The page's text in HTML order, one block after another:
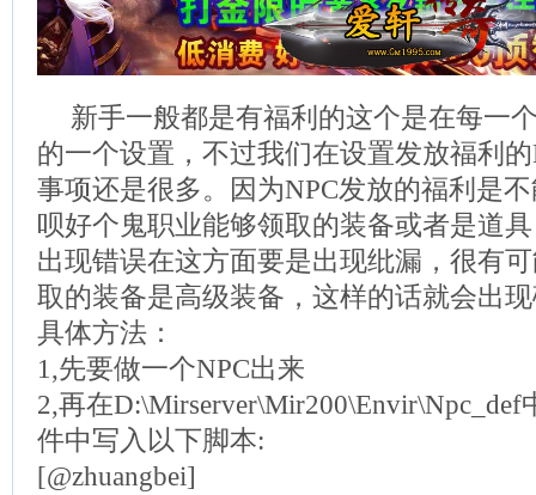
新手一般都是有福利的这个是在每一
的一个设置，不过我们在设置发放福利
事项还是很多。因为NPC发放的福利是
呗好个鬼职业能够领取的装备或者是道
出现错误在这方面要是出现纰漏，很有
取的装备是高级装备，这样的话就会出
具体方法：
1,先要做一个NPC出来
2,再在
件中写入以下脚本:
[@zhuangbei]